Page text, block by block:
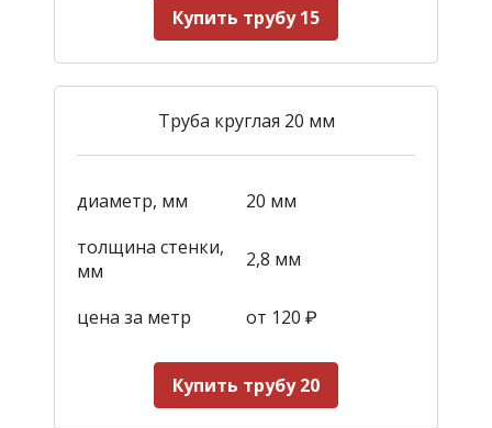
Купить трубу 15
Труба круглая 20 мм
диаметр, мм
20 мм
толщина стенки,
мм
2,8 мм
цена за метр от 120 ₽
Купить трубу 20